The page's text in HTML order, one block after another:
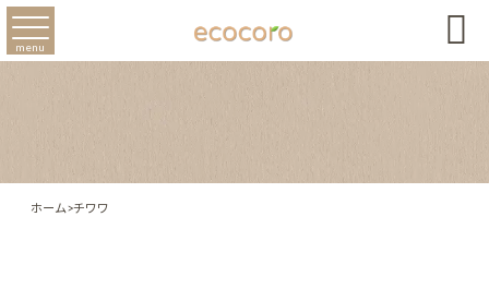
menu 
ホーム>チワワ